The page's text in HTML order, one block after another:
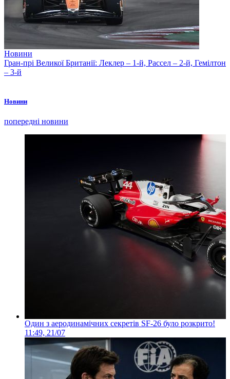
Новини
Гран-прі Великої Британії: Леклер – 1-й, Рассел – 2-й, Гемілтон
– 3-й
Новини
попередні новини
Один з аеродинамічних секретів SF-26 було розкрито!
11:49, 21/07